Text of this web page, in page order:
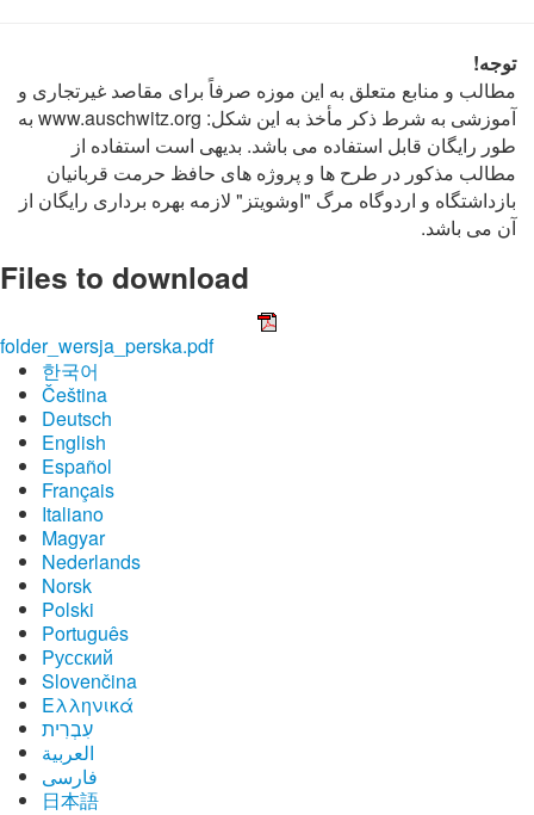
توجه!
مطالب و منابع متعلق به این موزه صرفاً برای مقاصد غیرتجاری و
آموزشی به شرط ذکر مأخذ به این شکل: www.auschwitz.org به
طور رایگان قابل استفاده می باشد. بدیهی است استفاده از
مطالب مذکور در طرح ها و پروژه های حافظ حرمت قربانیان
بازداشتگاه و اردوگاه مرگ "اوشویتز" لازمه بهره برداری رایگان از
آن می باشد.
Files to download
folder_wersja_perska.pdf
한국어
Čeština
Deutsch
English
Español
Français
Italiano
Magyar
Nederlands
Norsk
Polski
Português
Pусский
Slovenčina
Ελληνικά
עִבְרִית
العربية
فارسی
日本語